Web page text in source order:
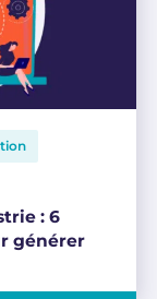
: 6
générer